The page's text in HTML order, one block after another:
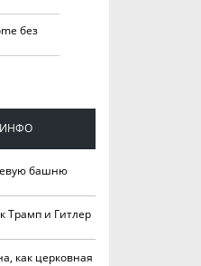
без
ИНФО
башню
Трамп и Гитлер
как церковная